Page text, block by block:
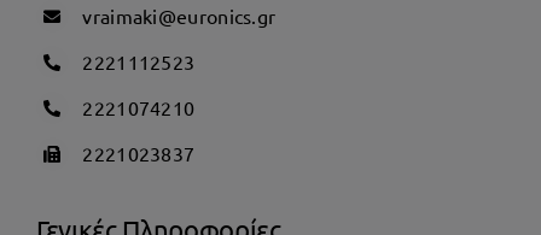
vraimaki@euronics.gr
2221112523
2221074210
2221023837